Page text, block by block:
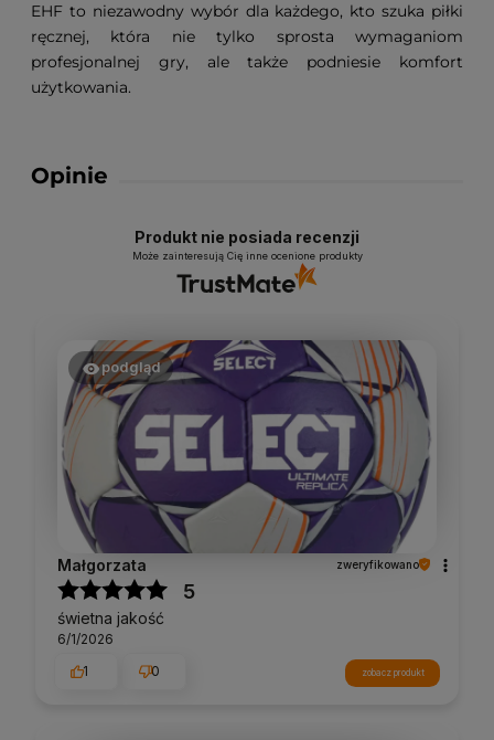
EHF to niezawodny wybór dla każdego, kto szuka piłki
ręcznej, która nie tylko sprosta wymaganiom
profesjonalnej gry, ale także podniesie komfort
użytkowania.
Opinie
Produkt nie posiada recenzji
Może zainteresują Cię inne ocenione produkty
podgląd
Małgorzata zweryfikowano
5
świetna jakość
6/1/2026
1
0 zobacz produkt